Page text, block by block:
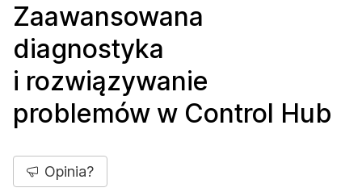
Zaawansowana
diagnostyka
i rozwiązywanie
problemów w Control Hub
Opinia?